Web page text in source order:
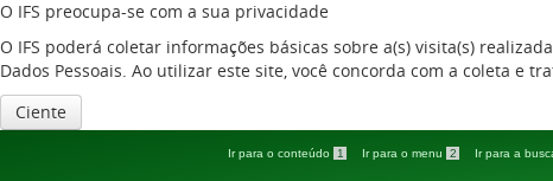
O IFS preocupa-se com a sua privacidade
O IFS poderá coletar informações básicas sobre a(s) visita(s)
Dados Pessoais. Ao utilizar este site, você concorda com a coleta e
Ciente
Ir para o conteúdo 1 Ir para o menu 2 Ir para a